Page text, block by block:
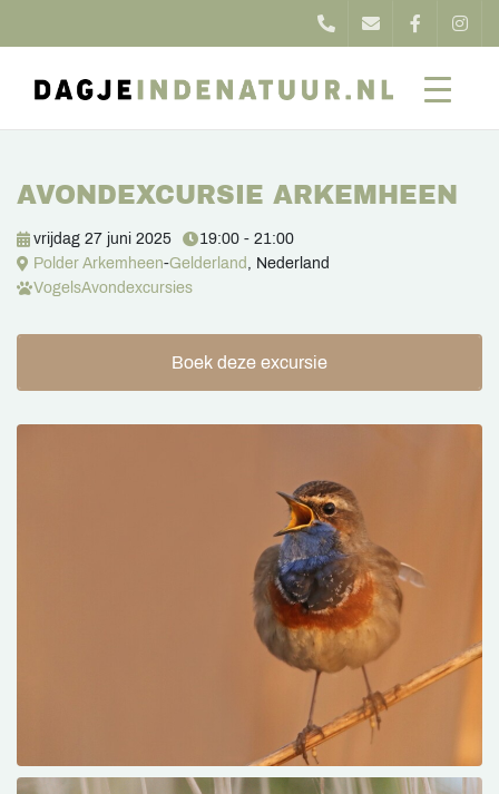
AVONDEXCURSIE ARKEMHEEN
vrijdag 27 juni 2025
19:00 - 21:00
Polder Arkemheen-Gelderland , Nederland
VogelsAvondexcursies
Boek deze excursie